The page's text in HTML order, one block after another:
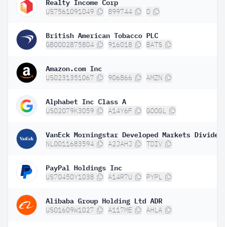
US7561091049 899744 O
British American Tobacco PLC
GB0002875804 916018 BATS
Amazon.com Inc
US0231351067 906866 AMZN
Alphabet Inc Class A
US02079K3059 A14Y6F GOOGL
NL0011683594 A2JAHJ TDIV
PayPal Holdings Inc
US70450Y1038 A14R7U PYPL
Alibaba Group Holding Ltd ADR
US01609W1027 A117ME AHLA